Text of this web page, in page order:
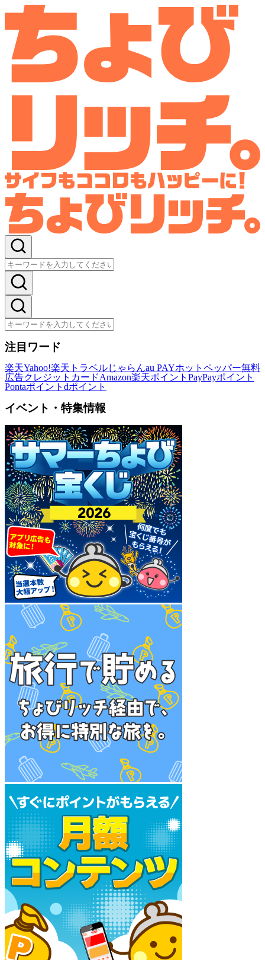
注目ワード
楽天Yahoo!楽天トラベルじゃらんau PAYホットペッパー無料
広告クレジットカードAmazon楽天ポイント PayPayポイント
Pontaポイント dポイント
イベント・特集情報